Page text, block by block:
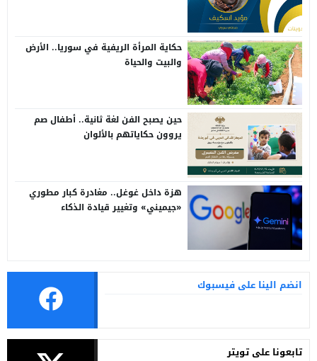
حكاية المرأة الريفية في سوريا.. الأرض
والبيت والحياة
حين يصبح الفن لغة ثانية.. أطفال صم
يروون حكاياتهم بالألوان
هزة داخل غوغل.. مغادرة كبار مطوري
«جيميني» وتغيير قيادة الذكاء
انضم الينا على فيسبوك
تابعونا على تويتر